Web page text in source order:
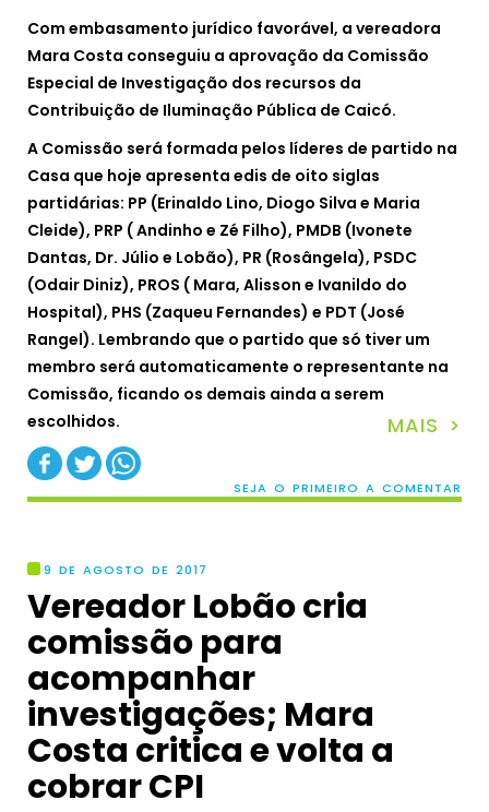
Com embasamento jurídico favorável, a vereadora
Mara Costa conseguiu a aprovação da Comissão
Especial de Investigação dos recursos da
Contribuição de Iluminação Pública de Caicó.
A Comissão será formada pelos líderes de partido na
Casa que hoje apresenta edis de oito siglas
partidárias: PP (Erinaldo Lino, Diogo Silva e Maria
Cleide), PRP ( Andinho e Zé Filho), PMDB (Ivonete
Dantas, Dr. Júlio e Lobão), PR (Rosângela), PSDC
(Odair Diniz), PROS ( Mara, Alisson e Ivanildo do
Hospital), PHS (Zaqueu Fernandes) e PDT (José
Rangel). Lembrando que o partido que só tiver um
membro será automaticamente o representante na
Comissão, ficando os demais ainda a serem
escolhidos.
MAIS >
SEJA O PRIMEIRO A COMENTAR
9 DE AGOSTO DE 2017
Vereador Lobão cria
comissão para
acompanhar
investigações; Mara
Costa critica e volta a
cobrar CPI